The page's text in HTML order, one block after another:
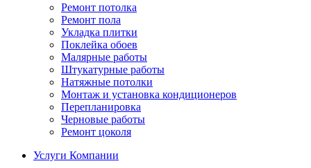
Ремонт потолка
Ремонт пола
Укладка плитки
Поклейка обоев
Малярные работы
Штукатурные работы
Натяжные потолки
Монтаж и установка кондиционеров
Перепланировка
Черновые работы
Ремонт цоколя
Услуги Компании